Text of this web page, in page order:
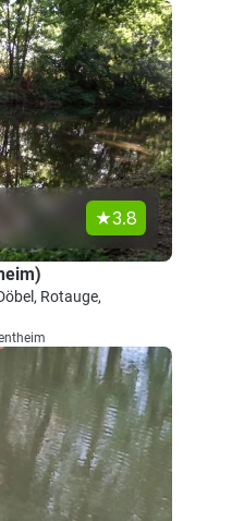
3.8
Rotauge,